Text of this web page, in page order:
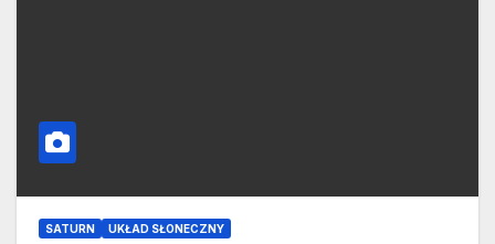
SATURN UKŁAD SŁONECZNY